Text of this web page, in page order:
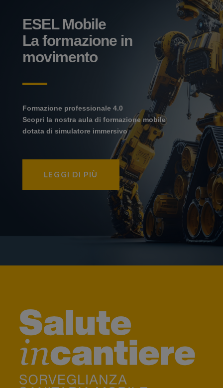
ESEL Mobile
La formazione in
movimento
Formazione professionale 4.0
Scopri la nostra aula di formazione mobile
dotata di simulatore immersivo
LEGGI DI PIÙ